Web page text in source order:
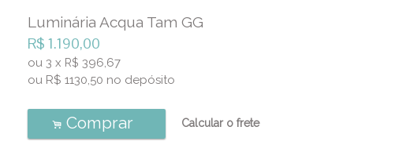
Luminária Acqua Tam GG
R$ 1.190,00
ou 3 x R$ 396,67
ou R$ 1130,50 no depósito
. Comprar Calcular o frete